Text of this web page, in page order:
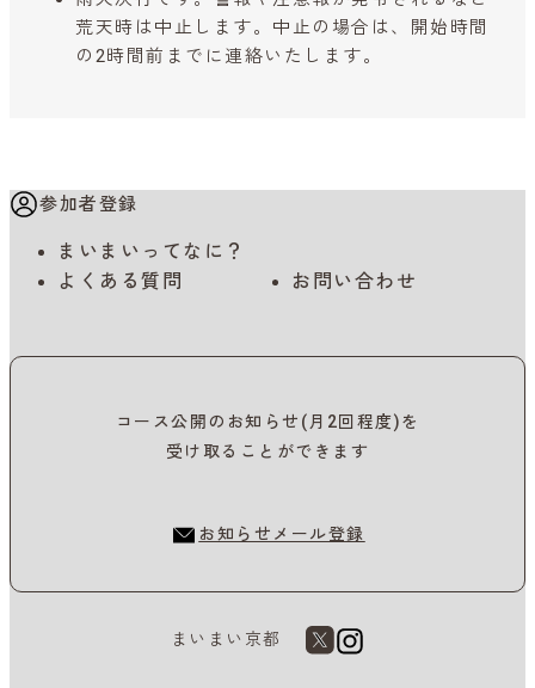
荒天時は中止します。中止の場合は、開始時間
の2時間前までに連絡いたします。
参加者登録
まいまいってなに？
よくある質問
お問い合わせ
コース公開のお知らせ(月2回程度)を
受け取ることができます
お知らせメール登録
まいまい京都